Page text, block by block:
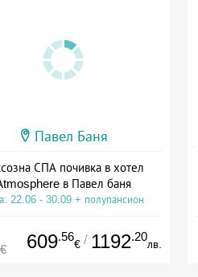
Павел Баня
СПА почивка в хотел
в Павел баня
22.06 - 30.09 + полупансион
609.56
€ / 1192.20
лв.